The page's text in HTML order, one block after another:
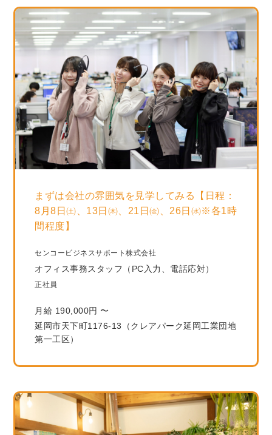
まずは会社の雰囲気を見学してみる【日程：
8月8日㈯、13日㈭、21日㈮、26日㈬※各1時
間程度】
センコービジネスサポート株式会社
オフィス事務スタッフ（PC入力、電話応対）
正社員
月給 190,000円 〜
延岡市天下町1176-13（クレアパーク延岡工業団地
第一工区）